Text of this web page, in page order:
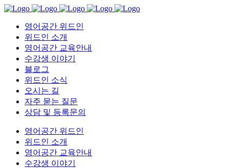
영어공간 위드인
위드인 소개
영어공간 교육안내
수강생 이야기
블로그
위드인 소식
오시는 길
자주 묻는 질문
상담 및 등록문의
영어공간 위드인
위드인 소개
영어공간 교육안내
수강생 이야기